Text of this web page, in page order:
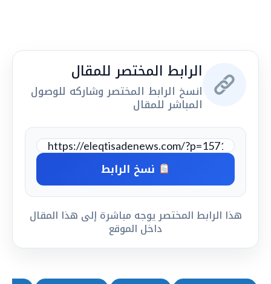
الرابط المختصر للمقال
انسخ الرابط المختصر وشاركه للوصول
المباشر للمقال
نسخ الرابط
هذا الرابط المختصر يوجه مباشرة إلى هذا المقال
داخل الموقع